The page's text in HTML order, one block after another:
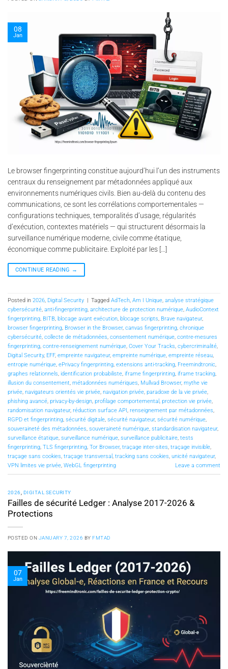
08
Jan
Le browser fingerprinting constitue aujourd’hui l’un des instruments
centraux du renseignement par métadonnées appliqué aux
environnements numériques civils. Bien au-delà du contenu des
communications, ce sont les corrélations comportementales —
configurations techniques, temporalités d’usage, régularités
d’exécution, contextes matériels — qui structurent désormais la
surveillance numérique moderne, civile comme étatique,
économique comme publicitaire. Exploité par les […]
CONTINUE READING →
Posted in 2026, Digital Security Tagged AdTech, Am I Unique, analyse stratégique
cybersécurité, anti-fingerprinting, architecture de protection numérique, AudioContext
fingerprinting, BITB, blocage avant exécution, blocage scripts, Brave navigateur,
browser fingerprinting, Browser in the Browser, canvas fingerprinting, chronique
cybersécurité, collecte de métadonnées, consentement numérique, contre-mesures
fingerprinting, contre-renseignement numérique, Cover Your Tracks, cybercriminalité,
Digital Security, EFF, empreinte navigateur, empreinte numérique, empreinte réseau,
entropie numérique, ePrivacy fingerprinting, extensions anti-tracking, Freemindtronic,
graphes relationnels, identification probabiliste, iframe fingerprinting, iframe tracking,
illusion du consentement, métadonnées numériques, Mullvad Browser, mythe vie
privée, navigateurs orientés vie privée, navigation privée, paradoxe de la vie privée,
phishing avancé, privacy-by-design, profilage comportemental, protection vie privée,
randomisation navigateur, réduction surface API , renseignement par métadonnées,
RGPD et fingerprinting, sécurité digitale, sécurité navigateur, sécurité numérique,
souveraineté des métadonnées, souveraineté numérique, standardisation navigateur,
surveillance étatique, surveillance numérique, surveillance publicitaire, tests
fingerprinting, TLS fingerprinting, Tor Browser, traçage inter-sites, traçage invisible,
traçage sans cookies, traçage transversal, tracking sans cookies, unicité navigateur,
VPN limites vie privée, WebGL fingerprinting Leave a comment
2026 DIGITAL SECURITY
Failles de sécurité Ledger : Analyse 2017-2026 &
Protections
POSTED ON JANUARY 7, 2026 BYFMTAD
07
Jan